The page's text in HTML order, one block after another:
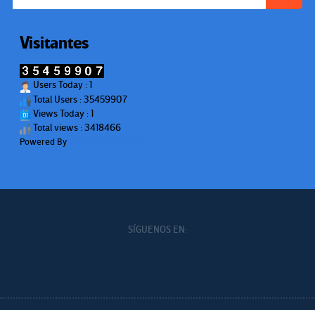
Visitantes
Users Today : 1
Total Users : 35459907
Views Today : 1
Total views : 3418466
Powered By
SÍGUENOS EN: